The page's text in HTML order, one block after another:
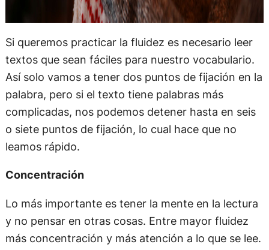
Si queremos practicar la fluidez es necesario leer
textos que sean fáciles para nuestro vocabulario.
Así solo vamos a tener dos puntos de fijación en la
palabra, pero si el texto tiene palabras más
complicadas, nos podemos detener hasta en seis
o siete puntos de fijación, lo cual hace que no
leamos rápido.
Concentración
Lo más importante es tener la mente en la lectura
y no pensar en otras cosas. Entre mayor fluidez
más concentración y más atención a lo que se lee.